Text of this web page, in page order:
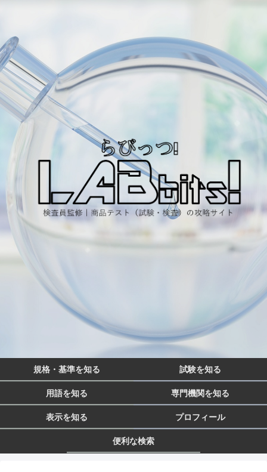
規格・基準を知る 試験を知る
用語を知る 専門機関を知る
表示を知る プロフィール
便利な検索